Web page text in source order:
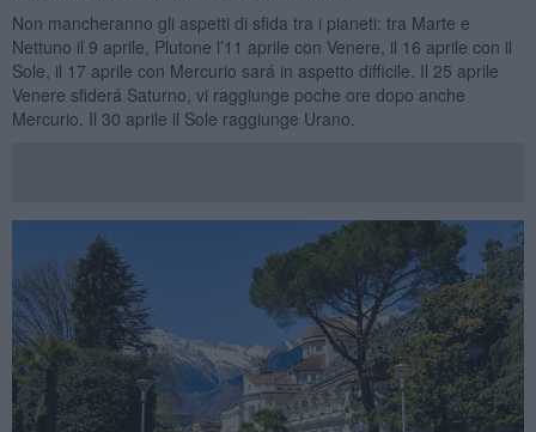
Non mancheranno gli aspetti di sfida tra i pianeti: tra Marte e
Nettuno il 9 aprile, Plutone l’11 aprile con Venere, il 16 aprile con il
Sole, il 17 aprile con Mercurio sará in aspetto difficile. Il 25 aprile
Venere sfiderá Saturno, vi raggiunge poche ore dopo anche
Mercurio. Il 30 aprile il Sole raggiunge Urano.